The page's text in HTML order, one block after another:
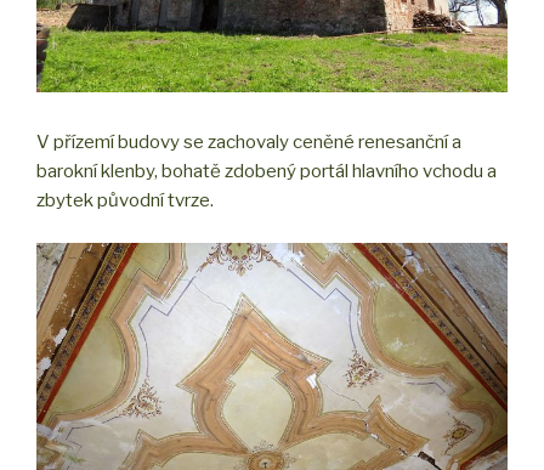
V přízemí budovy se zachovaly ceněné renesanční a
barokní klenby, bohatě zdobený portál hlavního vchodu a
zbytek původní tvrze.